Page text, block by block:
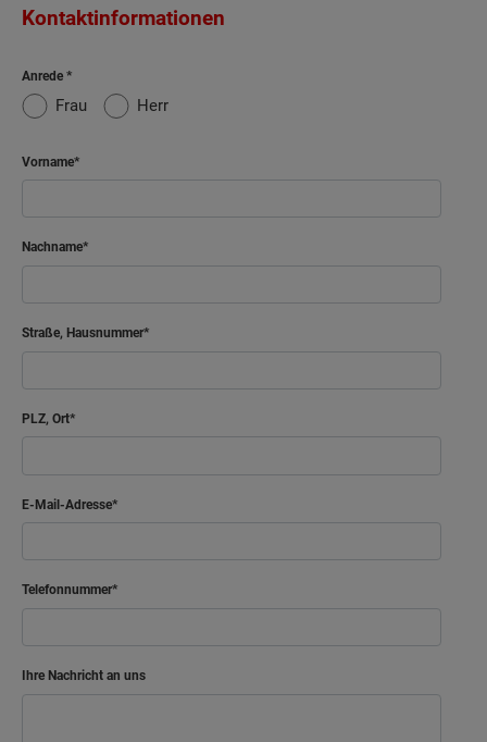
Kontaktinformationen
Anrede
Frau Herr
Vorname
Nachname
Straße, Hausnummer
PLZ, Ort
E-Mail-Adresse
Telefonnummer
Ihre Nachricht an uns